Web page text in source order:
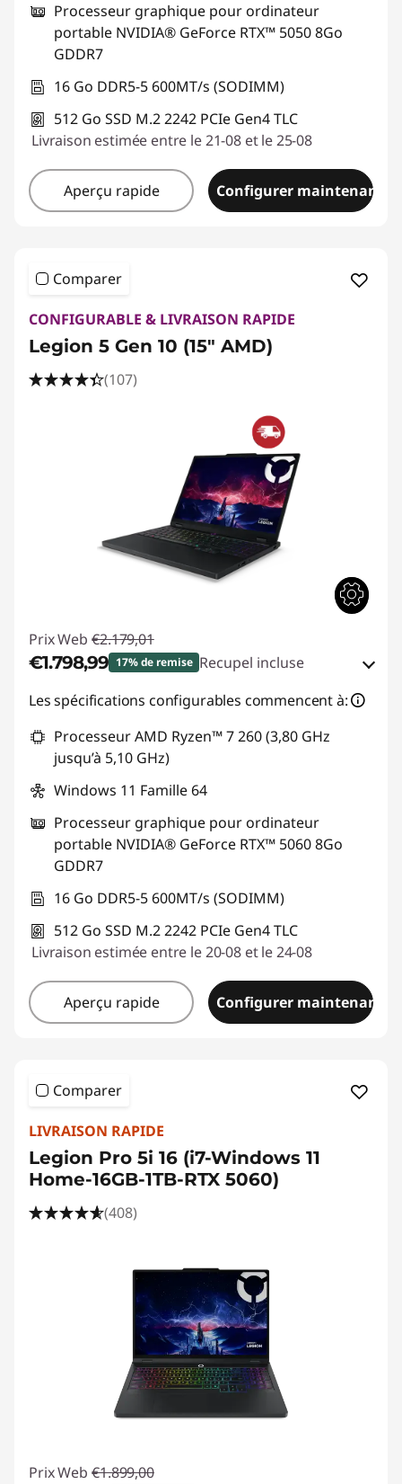
Processeur graphique pour ordinateur
portable NVIDIA® GeForce RTX™ 5050 8Go
GDDR7
16 Go DDR5-5 600MT/s (SODIMM)
512 Go SSD M.2 2242 PCIe Gen4 TLC
Livraison estimée entre le 21-08 et le 25-08
Aperçu rapide Configurer maintenant
Comparer
CONFIGURABLE & LIVRAISON RAPIDE
Legion 5 Gen 10 (15" AMD)
(107)
Prix Web €2.179,01
€1.798,99 17% de remise Recupel incluse
Bons de réduction en ligne :-€380,02
Code de réduction :GAMING-DEAL
Les spécifications configurables commencent à:
Processeur AMD Ryzen™ 7 260 (3,80 GHz
jusqu’à 5,10 GHz)
Windows 11 Famille 64
Processeur graphique pour ordinateur
portable NVIDIA® GeForce RTX™ 5060 8Go
GDDR7
16 Go DDR5-5 600MT/s (SODIMM)
512 Go SSD M.2 2242 PCIe Gen4 TLC
Livraison estimée entre le 20-08 et le 24-08
Aperçu rapide Configurer maintenant
Comparer
LIVRAISON RAPIDE
Legion Pro 5i 16 (i7-Windows 11
Home-16GB-1TB-RTX 5060)
(408)
Prix Web €1.899,00